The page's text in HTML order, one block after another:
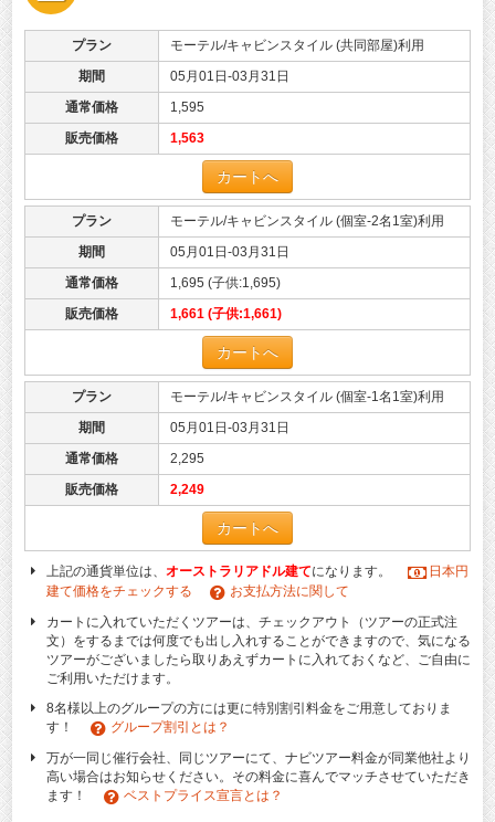
プラン
モーテル/キャビンスタイル (共同部屋)利用
期間
05月01日-03月31日
通常価格
1,595
販売価格
1,563
カートへ
プラン
モーテル/キャビンスタイル (個室-2名1室)利用
期間
05月01日-03月31日
通常価格
1,695 (子供:1,695)
販売価格
1,661 (子供:1,661)
カートへ
プラン
モーテル/キャビンスタイル (個室-1名1室)利用
期間
05月01日-03月31日
通常価格
2,295
販売価格
2,249
カートへ
上記の通貨単位は、 オーストラリアドル建てになります。
日本円
建て価格をチェックする
お支払方法に関して
カートに入れていただくツアーは、チェックアウト（ツアーの正式注
文）をするまでは何度でも出し入れすることができますので、気になる
ツアーがございましたら取りあえずカートに入れておくなど、ご自由に
ご利用いただけます。
8名様以上のグループの方には更に特別割引料金をご用意しておりま
す！
グループ割引とは？
万が一同じ催行会社、同じツアーにて、ナビツアー料金が同業他社より
高い場合はお知らせください。その料金に喜んでマッチさせていただき
ます！
ベストプライス宣言とは？